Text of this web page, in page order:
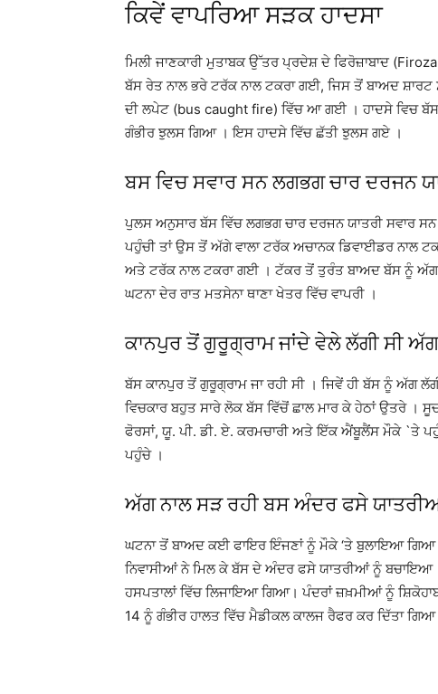
ਕਿਵੇਂ ਵਾਪਰਿਆ ਸੜਕ ਹਾਦਸਾ
ਮਿਲੀ ਜਾਣਕਾਰੀ ਮੁਤਾਬਕ ਉੱਤਰ ਪ੍ਰਦੇਸ਼ ਦੇ ਫਿਰੋਜ਼ਾਬਾਦ
ਬੱਸ ਰੇਤ ਨਾਲ ਭਰੇ ਟਰੱਕ ਨਾਲ ਟਕਰਾ ਗਈ, ਜਿਸ ਤੋਂ ਬਾਅਦ
ਦੀ ਲਪੇਟ (bus caught fire) ਵਿੱਚ ਆ ਗਈ । ਹਾਦਸੇ ਵਿਚ
ਗੰਭੀਰ ਝੁਲਸ ਗਿਆ । ਇਸ ਹਾਦਸੇ ਵਿੱਚ ਛੱਤੀ ਝੁਲਸ ਗਏ ।
ਬਸ ਵਿਚ ਸਵਾਰ ਸਨ ਲਗਭਗ ਚਾਰ ਦਰਜਨ
ਪੁਲਸ ਅਨੁਸਾਰ ਬੱਸ ਵਿੱਚ ਲਗਭਗ ਚਾਰ ਦਰਜਨ ਯਾਤਰੀ ਸਵਾਰ
ਪਹੁੰਚੀ ਤਾਂ ਉਸ ਤੋਂ ਅੱਗੇ ਵਾਲਾ ਟਰੱਕ ਅਚਾਨਕ ਡਿਵਾਈਡਰ ਨਾਲ
ਅਤੇ ਟਰੱਕ ਨਾਲ ਟਕਰਾ ਗਈ । ਟੱਕਰ ਤੋਂ ਤੁਰੰਤ ਬਾਅਦ ਬੱਸ ਨੂੰ
ਘਟਨਾ ਦੇਰ ਰਾਤ ਮਤਸੇਨਾ ਥਾਣਾ ਖੇਤਰ ਵਿੱਚ ਵਾਪਰੀ ।
ਕਾਨਪੁਰ ਤੋਂ ਗੁਰੂਗ੍ਰਾਮ ਜਾਂਦੇ ਵੇਲੇ ਲੱਗੀ ਸੀ ਅੱਗ
ਬੱਸ ਕਾਨਪੁਰ ਤੋਂ ਗੁਰੂਗ੍ਰਾਮ ਜਾ ਰਹੀ ਸੀ । ਜਿਵੇਂ ਹੀ ਬੱਸ ਨੂੰ ਅੱਗ
ਵਿਚਕਾਰ ਬਹੁਤ ਸਾਰੇ ਲੋਕ ਬੱਸ ਵਿੱਚੋਂ ਛਾਲ ਮਾਰ ਕੇ ਹੇਠਾਂ ਉਤਰੇ ।
ਫੋਰਸਾਂ, ਯੂ. ਪੀ. ਡੀ. ਏ. ਕਰਮਚਾਰੀ ਅਤੇ ਇੱਕ ਐਂਬੂਲੈਂਸ ਮੌਕੇ `ਤੇ
ਪਹੁੰਚੇ ।
ਅੱਗ ਨਾਲ ਸੜ ਰਹੀ ਬਸ ਅੰਦਰ ਫਸੇ
ਘਟਨਾ ਤੋਂ ਬਾਅਦ ਕਈ ਫਾਇਰ ਇੰਜਣਾਂ ਨੂੰ ਮੌਕੇ ‘ਤੇ ਬੁਲਾਇਆ
ਨਿਵਾਸੀਆਂ ਨੇ ਮਿਲ ਕੇ ਬੱਸ ਦੇ ਅੰਦਰ ਫਸੇ ਯਾਤਰੀਆਂ ਨੂੰ ਬਚਾਇਆ
ਹਸਪਤਾਲਾਂ ਵਿੱਚ ਲਿਜਾਇਆ ਗਿਆ। ਪੰਦਰਾਂ ਜ਼ਖ਼ਮੀਆਂ ਨੂੰ
14 ਨੂੰ ਗੰਭੀਰ ਹਾਲਤ ਵਿੱਚ ਮੈਡੀਕਲ ਕਾਲਜ ਰੈਫਰ ਕਰ ਦਿੱਤਾ